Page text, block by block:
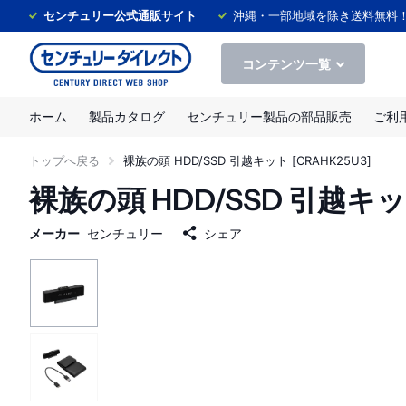
センチュリー公式通販サイト 沖縄・一部地域を除き送料無料
コンテンツ一覧
ホーム 製品カタログ センチュリー製品の部品販売 ご利
トップへ戻る 裸族の頭 HDD/SSD 引越キット [CRAHK25U3]
裸族の頭 HDD/SSD 引越キ
メーカー センチュリー シェア